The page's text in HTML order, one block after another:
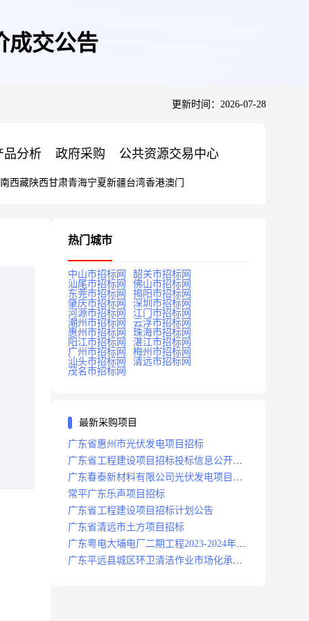
成交公告
更新时间：2026-07-28
品分析 政府采购 公共资源交易中心
西藏陕西甘肃青海宁夏新疆台湾香港澳门
热门城市
中山市招标网
韶关市招标网
汕尾市招标网
佛山市招标网
东莞市招标网
揭阳市招标网
肇庆市招标网
深圳市招标网
河源市招标网
江门市招标网
潮州市招标网
云浮市招标网
惠州市招标网
珠海市招标网
阳江市招标网
湛江市招标网
广州市招标网
梅州市招标网
汕头市招标网
清远市招标网
茂名市招标网
最新采购项目
广东省惠州市光伏发电项目招标
广东省工程建设项目招标投标信息公开目
录
广东春泰新材料有限公司光伏发电项目招
标
常平广东乐声项目招标
广东省工程建设项目招标计划公告
广东省清远市土方项目招标
广东粤电大埔电厂二期工程2023-2024年度
安保服务项目招标公告
广东平远县城区环卫清洁作业市场化承包